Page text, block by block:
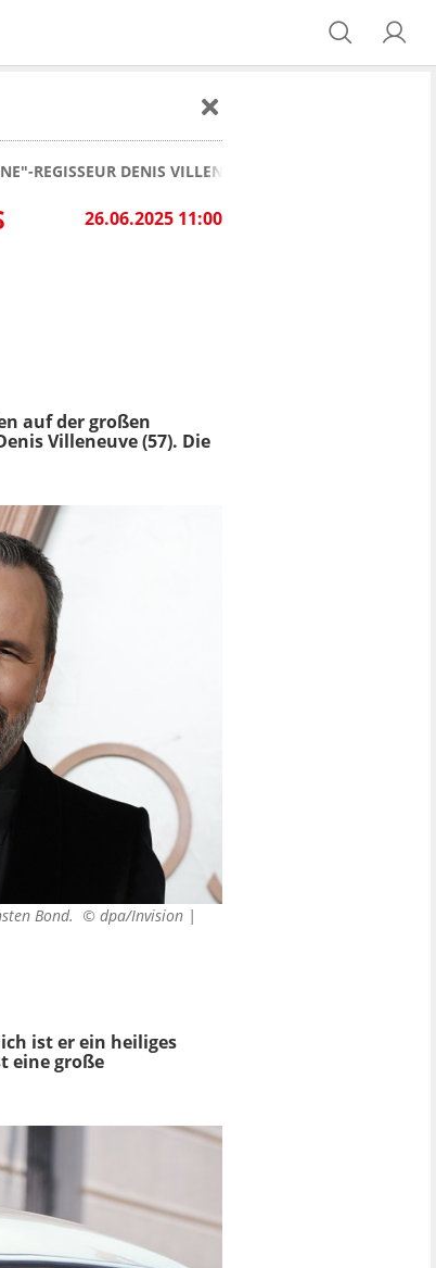
REGISSEUR DENIS VILLENEUVE DREHT NÄCHSTEN
26.06.2025 11:00
auf der großen
Villeneuve (57). Die
Bond. © dpa/Invision |
ist er ein heiliges
eine große